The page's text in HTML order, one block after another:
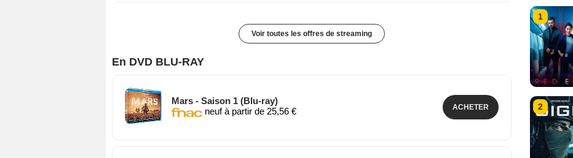
Voir toutes les offres de streaming
En DVD BLU-RAY
Mars - Saison 1 (Blu-ray)
neuf à partir de 25,56 €
ACHETER
1
2